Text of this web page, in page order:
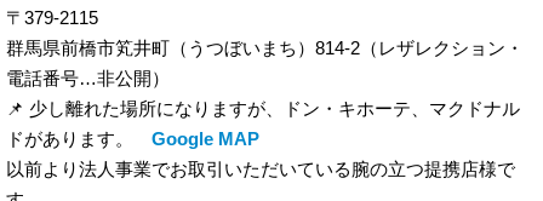
〒 379-2115
群馬県前橋市笂井町（うつぼいまち） 814-2 （レザレクション・
電話番号…非公開）
📌 少し離れた場所になりますが、ドン・キホーテ、マクドナル
ドがあります。 Google MAP
以前より法人事業でお取引いただいている腕の立つ提携店様で